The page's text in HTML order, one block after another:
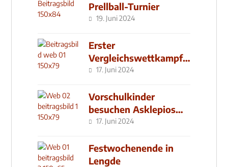
Prellball-Turnier
19. Juni 2024
Erster
Vergleichswettkampf
seit 2019
17. Juni 2024
Vorschulkinder
besuchen Asklepios
Klinik
17. Juni 2024
Festwochenende in
Lengde